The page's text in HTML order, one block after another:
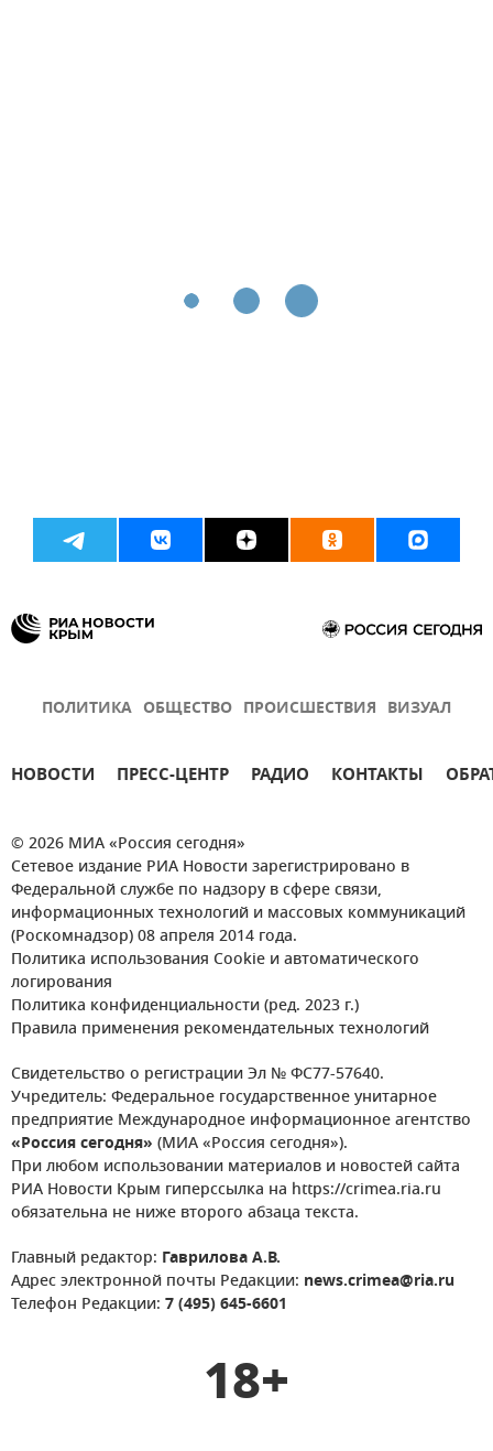
ПОЛИТИКА ОБЩЕСТВО ПРОИСШЕСТВИЯ ВИЗУАЛ
НОВОСТИ ПРЕСС-ЦЕНТР РАДИО КОНТАКТЫ
© 2026 МИА «Россия сегодня»
Сетевое издание РИА Новости зарегистрировано в
Федеральной службе по надзору в сфере связи,
информационных технологий и массовых коммуникаций
(Роскомнадзор) 08 апреля 2014 года.
Политика использования Cookie и автоматического
логирования
Политика конфиденциальности (ред. 2023 г.)
Правила применения рекомендательных технологий
Свидетельство о регистрации Эл № ФС77-57640.
Учредитель: Федеральное государственное унитарное
предприятие Международное информационное агентство
«Россия сегодня» (МИА «Россия сегодня»).
При любом использовании материалов и новостей сайта
РИА Новости Крым гиперссылка на https://crimea.ria.ru
обязательна не ниже второго абзаца текста.
Главный редактор: Гаврилова А.В.
Адрес электронной почты Редакции: news.crimea@ria.ru
Телефон Редакции: 7 (495) 645-6601
18+